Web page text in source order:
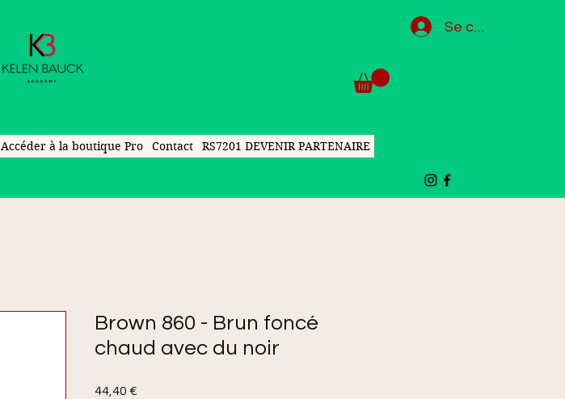
Se connecter
Accéder à la boutique Pro Contact RS7201 DEVENIR PARTENAIRE
Brown 860 - Brun foncé
chaud avec du noir
44,40 €